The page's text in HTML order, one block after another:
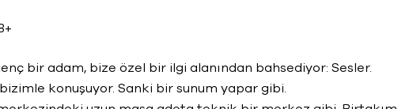
bir adam, bize özel bir ilgi alanından bahsediyor: Sesler.
konuşuyor. Sanki bir sunum yapar gibi.